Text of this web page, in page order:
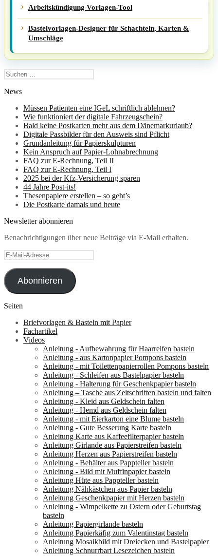
Arbeitskündigung Vorlagen-Tool
Bastelvorlagen-Designer für Schachteln, Karten &
Umschläge
Suchen
nach:
News
Müssen Patienten eine IGeL schriftlich ablehnen?
Wie funktioniert der digitale Fahrzeugschein?
Bald keine Postkarten mehr aus dem Dänemarkurlaub?
Digitale Passbilder für den Ausweis sind Pflicht
Grundanleitung für Papierskulpturen
Kein Anspruch auf Papier-Lohnabrechnung
FAQ zur E-Rechnung, Teil II
FAQ zur E-Rechnung, Teil I
2025 bei der Kfz-Versicherung sparen
44 Jahre Post-its!
Thesenpapiere erstellen – so geht’s
Die Postkarte damals und heute
Newsletter abonnieren
Benachrichtigungen über neue Beiträge via E-Mail erhalten.
E-
Mail-
Adresse
Abonnieren
Seiten
Briefvorlagen & Basteln mit Papier
Fachartikel
Videos
Anleitung - Aufbewahrung für Haarreifen basteln
Anleitung - aus Kartonpapier Pompons basteln
Anleitung - mit Toilettenpapierrollen Pompons basteln
Anleitung - Schleifen aus Bastelpapier basteln
Anleitung - Halterung für Geschenkpapier basteln
Anleitung – Tasche aus Zeitschriften basteln und falten
Anleitung - Kleid aus Geldschein falten
Anleitung - Hemd aus Geldschein falten
Anleitung - mit Eierkarton eine Blume basteln
Anleitung - Gute Besserung Karte basteln
Anleitung Karte aus Kaffeefilterpapier basteln
Anleitung Girlande aus Papierstreifen basteln
Anleitung Herzen aus Papierstreifen basteln
Anleitung - Behälter aus Pappteller basteln
Anleitung - Bild mit Muffinpapier basteln
Anleitung Hüte aus Pappteller basteln
Anleitung Nähkästchen aus Papier basteln
Anleitung Geschenkpapier mit Herzen basteln
Anleitung - Wimpelkette zu Ostern oder Geburtstag
basteln
Anleitung Papiergirlande basteln
Anleitung Papierkäfig zum Valentinstag basteln
Anleitung Mosaikbild mit Dreiecken und Bastelpapier
Anleitung Schnurrbart Lesezeichen basteln